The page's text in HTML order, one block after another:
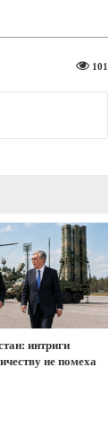
101
интриги
не помеха